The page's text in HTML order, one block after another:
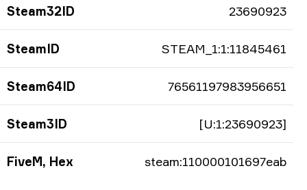
Steam32ID 23690923
SteamID STEAM_1:1:11845461
Steam64ID 76561197983956651
Steam3ID [U:1:23690923]
FiveM, Hex steam:110000101697eab